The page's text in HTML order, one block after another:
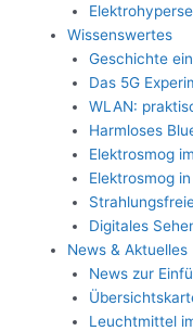
Wissenswertes
Geschichte
Das 5G
WLAN:
Harmloses
Elektrosmog
Elektrosmog
Digitales
News & Aktuelles
News zur
Leuchtmittel